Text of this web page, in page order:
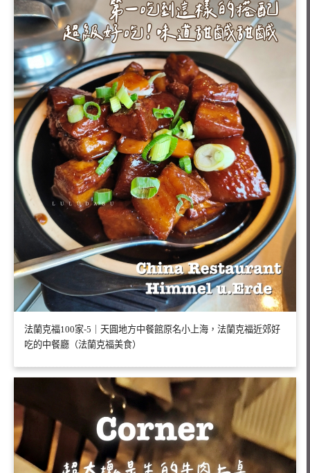
法蘭克福100家-5｜天圓地方中餐館原名小上海，法蘭克福近郊好
吃的中餐廳（法蘭克福美食）